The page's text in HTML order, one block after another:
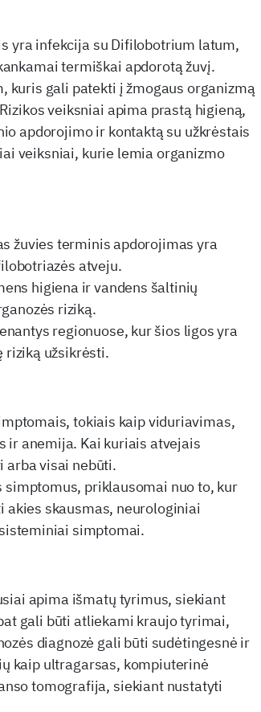
yra infekcija su Difilobotrium latum,
termiškai apdorotą žuvį.
kuris gali patekti į žmogaus organizmą
veiksniai apima prastą higieną,
apdorojimo ir kontaktą su užkrėstais
veiksniai, kurie lemia organizmo
žuvies terminis apdorojimas yra
atveju.
higiena ir vandens šaltinių
riziką.
regionuose, kur šios ligos yra
riziką užsikrėsti.
tokiais kaip viduriavimas,
ir anemija. Kai kuriais atvejais
arba visai nebūti.
priklausomai nuo to, kur
akies skausmas, neurologiniai
simptomai.
apima išmatų tyrimus, siekiant
gali būti atliekami kraujo tyrimai,
diagnozė gali būti sudėtingesnė ir
kaip ultragarsas, kompiuterinė
tomografija, siekiant nustatyti